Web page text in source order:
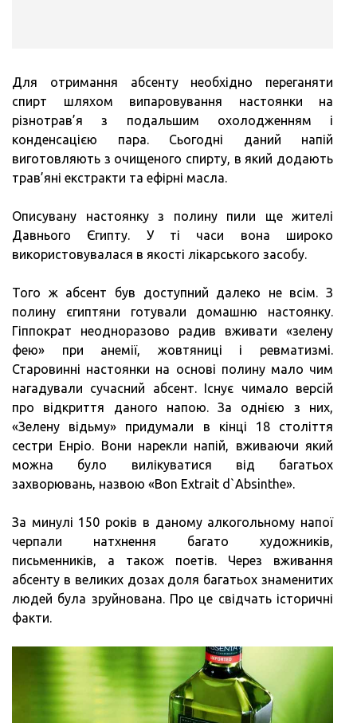
Для отримання абсенту необхідно переганяти
спирт шляхом випаровування настоянки на
різнотрав’я з подальшим охолодженням і
конденсацією пара. Сьогодні даний напій
виготовляють з очищеного спирту, в який додають
трав’яні екстракти та ефірні масла.
Описувану настоянку з полину пили ще жителі
Давнього Єгипту. У ті часи вона широко
використовувалася в якості лікарського засобу.
Того ж абсент був доступний далеко не всім. З
полину єгиптяни готували домашню настоянку.
Гіппократ неодноразово радив вживати «зелену
фею» при анемії, жовтяниці і ревматизмі.
Старовинні настоянки на основі полину мало чим
нагадували сучасний абсент. Існує чимало версій
про відкриття даного напою. За однією з них,
«Зелену відьму» придумали в кінці 18 століття
сестри Енріо. Вони нарекли напій, вживаючи який
можна було вилікуватися від багатьох
захворювань, назвою «Bon Extrait d`Absinthe».
За минулі 150 років в даному алкогольному напої
черпали натхнення багато художників,
письменників, а також поетів. Через вживання
абсенту в великих дозах доля багатьох знаменитих
людей була зруйнована. Про це свідчать історичні
факти.